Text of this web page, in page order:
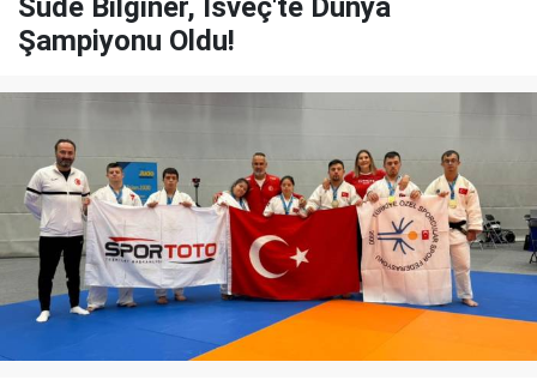
Sude Bilginer, İsveç'te Dünya
Şampiyonu Oldu!